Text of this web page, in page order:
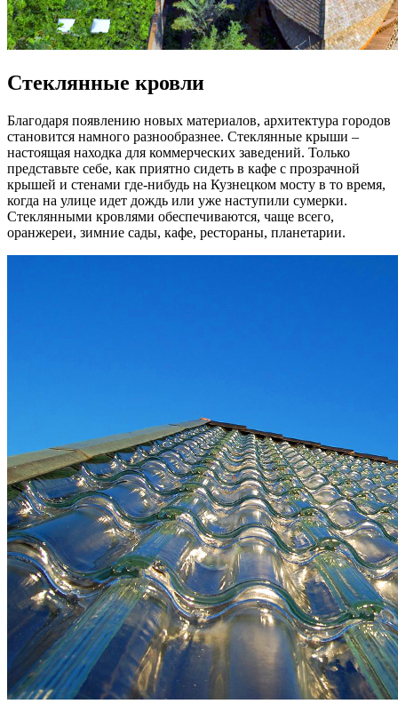
Стеклянные кровли
Благодаря появлению новых материалов, архитектура городов
становится намного разнообразнее. Стеклянные крыши –
настоящая находка для коммерческих заведений. Только
представьте себе, как приятно сидеть в кафе с прозрачной
крышей и стенами где-нибудь на Кузнецком мосту в то время,
когда на улице идет дождь или уже наступили сумерки.
Стеклянными кровлями обеспечиваются, чаще всего,
оранжереи, зимние сады, кафе, рестораны, планетарии.